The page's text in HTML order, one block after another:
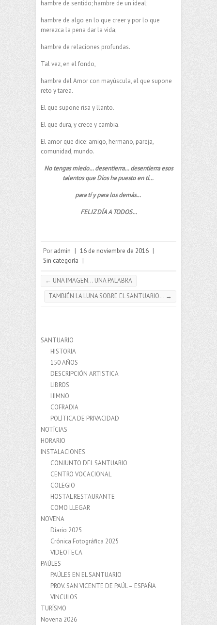
hambre de sentido; hambre de un ideal;
hambre de algo en lo que creer y por lo que
merezca la pena dar la vida;
hambre de relaciones profundas.
Tal vez, en el fondo,
hambre del Amor con mayúscula, el que supone
reto y tarea.
El que supone risa y llanto.
El que dura, y crece y cambia.
El amor que dice: amigo, hermano, pareja,
comunidad, mundo.
No tengas miedo… desentierra… desentierra esos
talentos que Dios ha puesto en tí…
para tí y para los demás…
FELIZ DÍA A TODOS…
Por admin | 16 de noviembre de 2016 |
Sin categoría |
← UNA IMAGEN… UNA PALABRA
TAMBIÉN LA LUNA SOBRE EL SANTUARIO… →
SANTUARIO
HISTORIA
150 AÑOS
DESCRIPCIÓN ARTISTICA
LIBROS
HIMNO
COFRADIA
POLÍTICA DE PRIVACIDAD
NOTÍCIAS
HORARIO
INSTALACIONES
CONJUNTO DEL SANTUARIO
CENTRO VOCACIONAL
COLEGIO
HOSTAL RESTAURANTE
COMO LLEGAR
NOVENA
Díario 2025
Crónica Fotográfica 2025
VIDEOTECA
PAÚLES
PAÚLES EN EL SANTUARIO
PROV. SAN VICENTE DE PAÚL – ESPAÑA
VINCULOS
TURÍSMO
Novena 2026